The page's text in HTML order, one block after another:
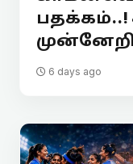
பதக்கம்..!
6 days ago